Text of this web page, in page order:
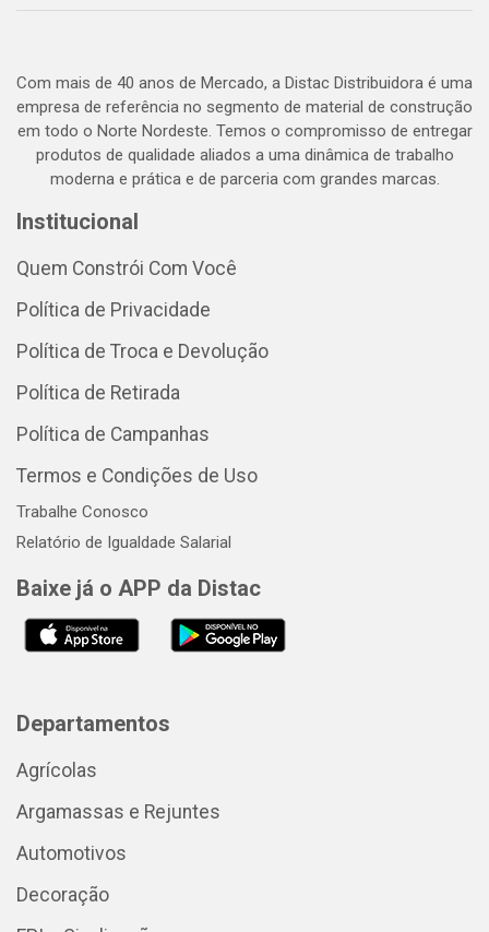
Com mais de 40 anos de Mercado, a Distac Distribuidora é uma
empresa de referência no segmento de material de construção
em todo o Norte Nordeste. Temos o compromisso de entregar
produtos de qualidade aliados a uma dinâmica de trabalho
moderna e prática e de parceria com grandes marcas.
Institucional
Quem Constrói Com Você
Política de Privacidade
Política de Troca e Devolução
Política de Retirada
Política de Campanhas
Termos e Condições de Uso
Trabalhe Conosco
Relatório de Igualdade Salarial
Baixe já o APP da Distac
Departamentos
Agrícolas
Argamassas e Rejuntes
Automotivos
Decoração